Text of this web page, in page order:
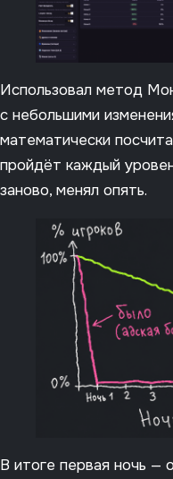
Использовал метод
с небольшими
математически
пройдёт каждый
заново, менял опять.
В итоге первая ночь —